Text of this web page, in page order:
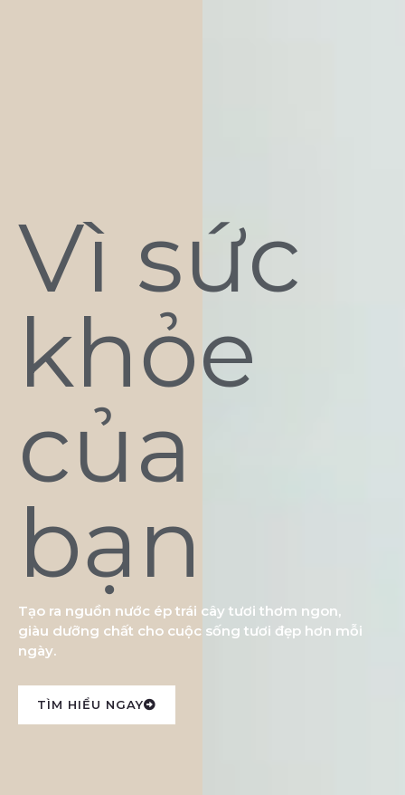
Vì sức
khỏe
của
bạn
Tạo ra nguồn nước ép trái cây tươi thơm ngon,
giàu dưỡng chất cho cuộc sống tươi đẹp hơn mỗi
ngày.
TÌM HIỂU NGAY